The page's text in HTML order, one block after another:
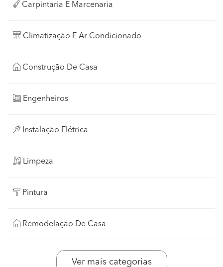
Carpintaria E Marcenaria
Climatização E Ar Condicionado
Construção De Casa
Engenheiros
Instalação Elétrica
Limpeza
Pintura
Remodelação De Casa
Ver mais categorias